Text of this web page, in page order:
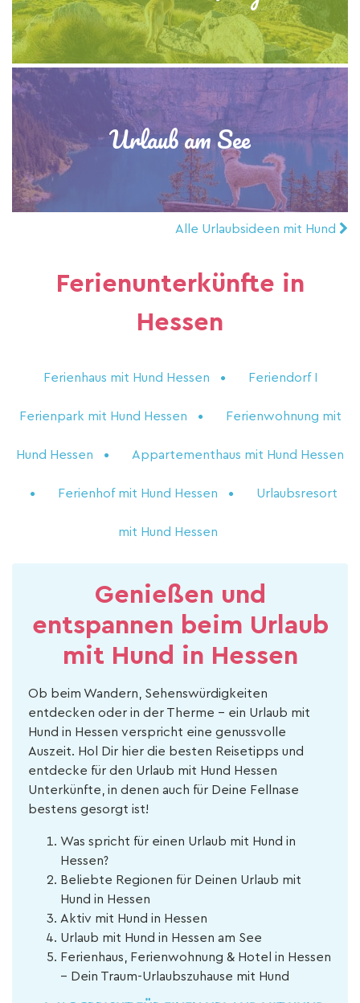
Urlaub am See
Alle Urlaubsideen mit Hund
Ferienunterkünfte in
Hessen
Ferienhaus mit Hund Hessen Feriendorf I
Ferienpark mit Hund Hessen Ferienwohnung mit
Hund Hessen Appartementhaus mit Hund Hessen
Ferienhof mit Hund Hessen Urlaubsresort
mit Hund Hessen
Genießen und
entspannen beim Urlaub
mit Hund in Hessen
Ob beim Wandern, Sehenswürdigkeiten
entdecken oder in der Therme – ein Urlaub mit
Hund in Hessen verspricht eine genussvolle
Auszeit. Hol Dir hier die besten Reisetipps und
entdecke für den Urlaub mit Hund Hessen
Unterkünfte, in denen auch für Deine Fellnase
bestens gesorgt ist!
Was spricht für einen Urlaub mit Hund in
Hessen?
Beliebte Regionen für Deinen Urlaub mit
Hund in Hessen
Aktiv mit Hund in Hessen
Urlaub mit Hund in Hessen am See
Ferienhaus, Ferienwohnung & Hotel in Hessen
– Dein Traum-Urlaubszuhause mit Hund